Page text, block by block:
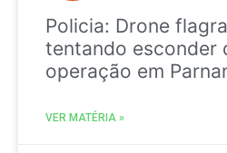
Policia: Drone
tentando esconder
operação em
VER MATÉRIA »